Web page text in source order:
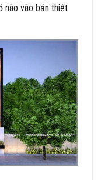
nào vào bản thiết